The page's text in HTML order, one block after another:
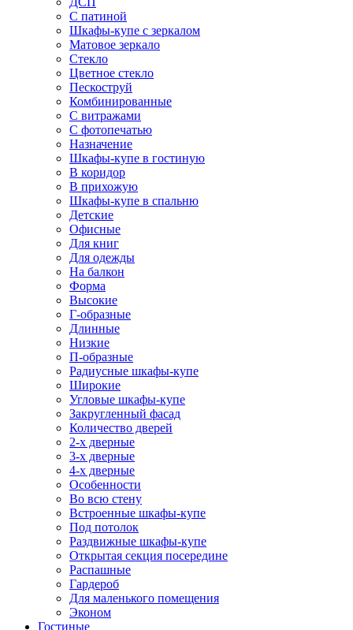
С патиной
Шкафы-купе с зеркалом
Матовое зеркало
Стекло
Цветное стекло
Пескоструй
Комбинированные
С витражами
С фотопечатью
Назначение
Шкафы-купе в гостиную
В коридор
В прихожую
Шкафы-купе в спальню
Детские
Офисные
Для книг
Для одежды
На балкон
Форма
Высокие
Г-образные
Длинные
Низкие
П-образные
Радиусные шкафы-купе
Широкие
Угловые шкафы-купе
Закругленный фасад
Количество дверей
2-х дверные
3-х дверные
4-х дверные
Особенности
Во всю стену
Встроенные шкафы-купе
Под потолок
Раздвижные шкафы-купе
Открытая секция посередине
Распашные
Гардероб
Для маленького помещения
Эконом
Гостиные